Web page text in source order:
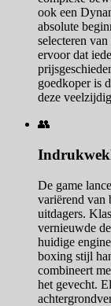
ook een
absolute
selecteren
ervoor dat
goedkoper is
deze
👥
De game
variërend van
uitdagers.
vernieuwde
huidige
boxing stijl
combineert
het gevecht.